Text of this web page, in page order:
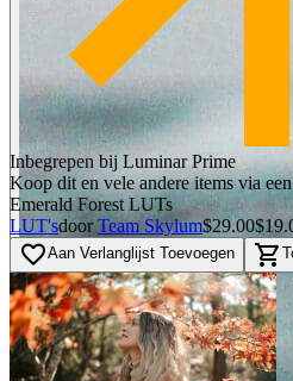
Inbegrepen bij Luminar Prime
Koop dit en vele andere items via
Emerald Forest LUTs
LUT'sdoor Team Skylum$29.00
favorite_borderAan Verlanglijst Toevoegen shopping_cart